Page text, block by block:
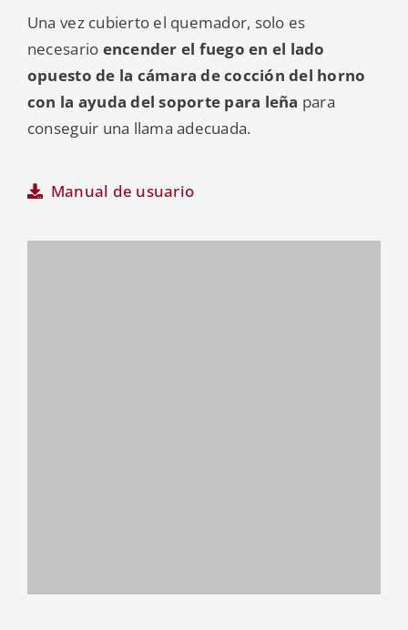
Una vez cubierto el quemador, solo es
necesario encender el fuego en el lado
opuesto de la cámara de cocción del horno
con la ayuda del soporte para leña para
conseguir una llama adecuada.
Manual de usuario